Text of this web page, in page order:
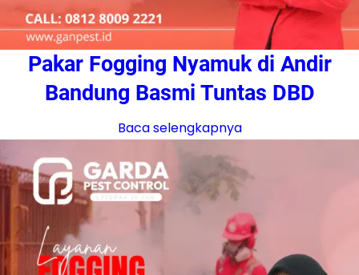
Pakar Fogging Nyamuk di Andir
Bandung Basmi Tuntas DBD
Baca selengkapnya